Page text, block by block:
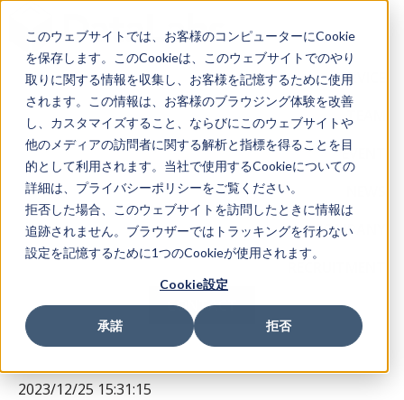
このウェブサイトでは、お客様のコンピューターにCookie
を保存します。このCookieは、このウェブサイトでのやり
取りに関する情報を収集し、お客様を記憶するために使用
されます。この情報は、お客様のブラウジング体験を改善
し、カスタマイズすること、ならびにこのウェブサイトや
他のメディアの訪問者に関する解析と指標を得ることを目
的として利用されます。当社で使用するCookieについての
詳細は、プライバシーポリシーをご覧ください。
拒否した場合、このウェブサイトを訪問したときに情報は
追跡されません。ブラウザーではトラッキングを行わない
設定を記憶するために1つのCookieが使用されます。
Cookie設定
承諾 拒否
SERVICE
TEAM
EVENT
COMPANY
CONTACT
2023/12/25 15:31:15